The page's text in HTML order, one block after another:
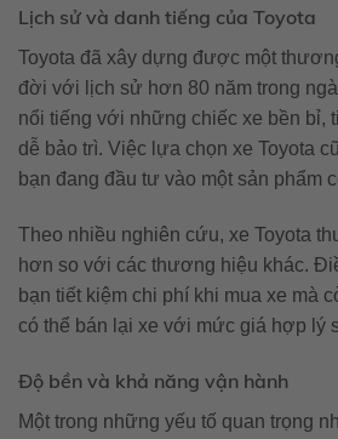
Lịch sử và danh tiếng của Toyota
Toyota đã xây dựng được một
đời với lịch sử hơn 80 năm trong
nổi tiếng với những chiếc xe bền bỉ,
dễ bảo trì. Việc lựa chọn xe Toyota
bạn đang đầu tư vào một sản phẩm
Theo nhiều nghiên cứu, xe Toyota
hơn so với các thương hiệu khác.
bạn tiết kiệm chi phí khi mua xe mà
có thể bán lại xe với mức giá hợp lý
Độ bền và khả năng vận hành
Một trong những yếu tố quan trọng